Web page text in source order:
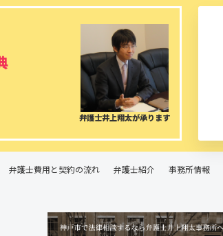
弁護士井上翔太が承ります
弁護士費用と契約の流れ 弁護士紹介 事務所情報